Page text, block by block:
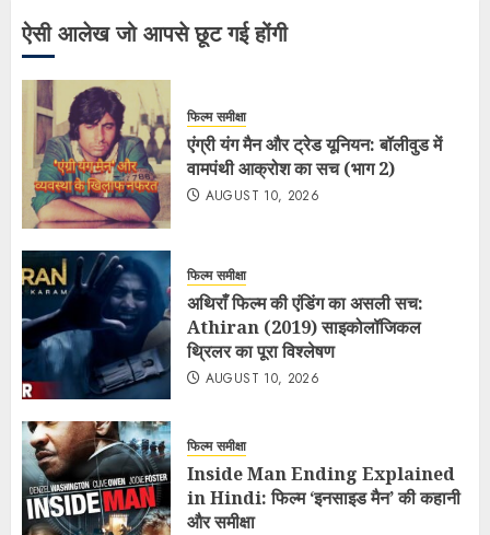
ऐसी आलेख जो आपसे छूट गई होंगी
फिल्म समीक्षा
एंग्री यंग मैन और ट्रेड यूनियन: बॉलीवुड में
वामपंथी आक्रोश का सच (भाग 2)
AUGUST 10, 2026
फिल्म समीक्षा
अथिराँ फिल्म की एंडिंग का असली सच:
Athiran (2019) साइकोलॉजिकल
थ्रिलर का पूरा विश्लेषण
AUGUST 10, 2026
फिल्म समीक्षा
Inside Man Ending Explained
in Hindi: फिल्म ‘इनसाइड मैन’ की कहानी
और समीक्षा